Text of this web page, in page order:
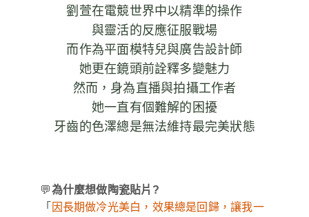
劉萱在電競世界中以精準的操作
與靈活的反應征服戰場
而作為平面模特兒與廣告設計師
她更在鏡頭前詮釋多變魅力
然而，身為直播與拍攝工作者
她一直有個難解的困擾
牙齒的色澤總是無法維持最完美狀態
💬為什麼想做陶瓷貼片?
「 因長期做冷光美白，效果總是回歸，讓我一